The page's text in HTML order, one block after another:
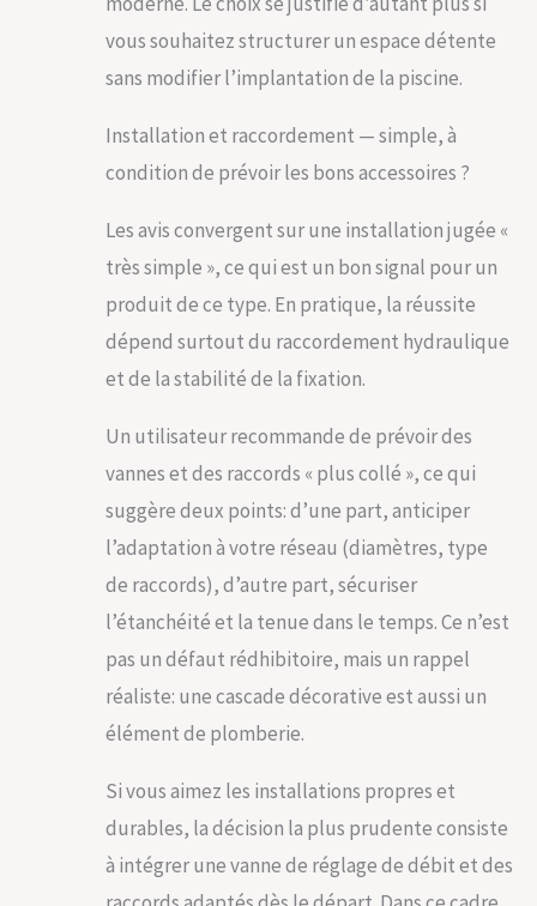
vous souhaitez structurer un espace détente
sans modifier l’implantation de la piscine.
Installation et raccordement — simple, à
condition de prévoir les bons accessoires ?
Les avis convergent sur une installation jugée «
très simple », ce qui est un bon signal pour un
produit de ce type. En pratique, la réussite
dépend surtout du raccordement hydraulique
et de la stabilité de la fixation.
Un utilisateur recommande de prévoir des
vannes et des raccords « plus collé », ce qui
suggère deux points: d’une part, anticiper
l’adaptation à votre réseau (diamètres, type
de raccords), d’autre part, sécuriser
l’étanchéité et la tenue dans le temps. Ce n’est
pas un défaut rédhibitoire, mais un rappel
réaliste: une cascade décorative est aussi un
élément de plomberie.
Si vous aimez les installations propres et
durables, la décision la plus prudente consiste
à intégrer une vanne de réglage de débit et des